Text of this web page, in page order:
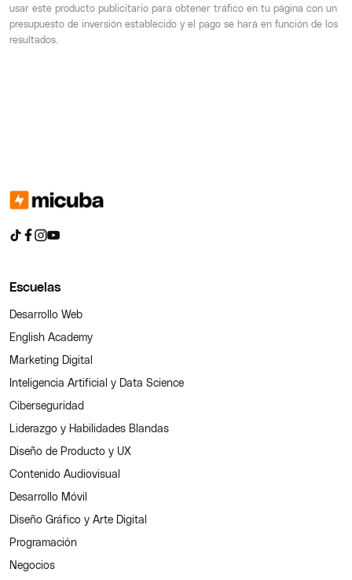
usar este producto publicitario para obtener tráfico en tu página con un
presupuesto de inversión establecido y el pago se hará en función de los
resultados.
Escuelas
Desarrollo Web
English Academy
Marketing Digital
Inteligencia Artificial y Data Science
Ciberseguridad
Liderazgo y Habilidades Blandas
Diseño de Producto y UX
Contenido Audiovisual
Desarrollo Móvil
Diseño Gráfico y Arte Digital
Programación
Negocios